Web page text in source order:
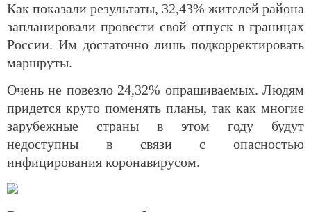
Как показали результаты, 32,43% жителей района
запланировали провести свой отпуск в границах
России. Им достаточно лишь подкорректировать
маршруты.
Очень не повезло 24,32% опрашиваемых. Людям
придется круто поменять планы, так как многие
зарубежные страны в этом году будут
недоступны в связи с опасностью
инфицирования коронавирусом.